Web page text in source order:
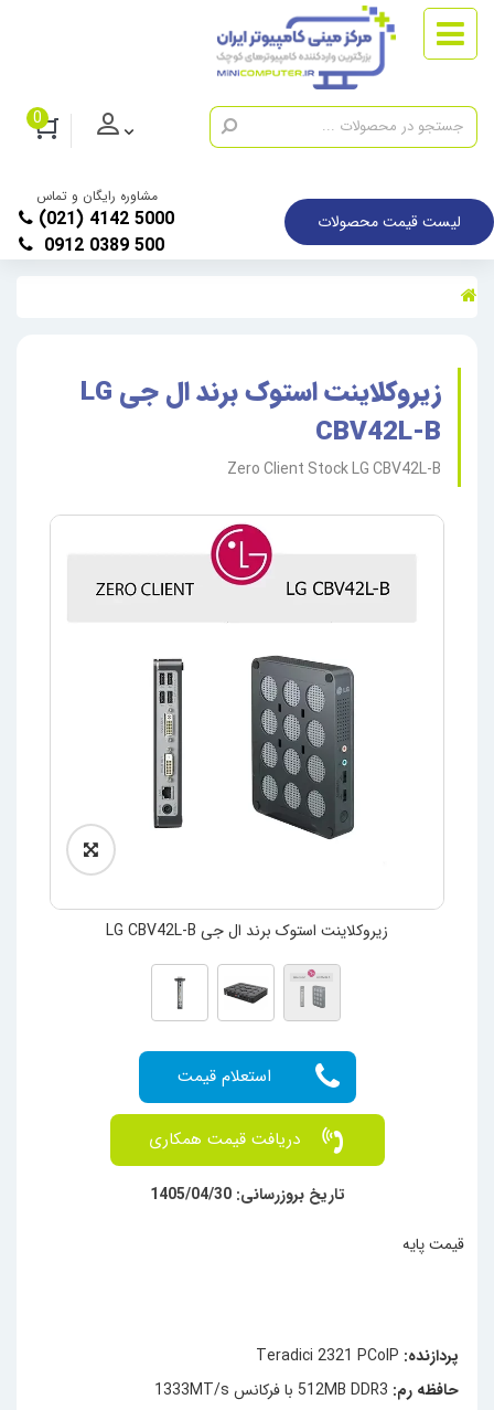
0
لیست قیمت محصولات
مشاوره رایگان و تماس
(021) 4142 5000
0912 0389 500
زیروکلاینت استوک برند ال جی LG
CBV42L-B
Zero Client Stock LG CBV42L-B
زیروکلاینت استوک برند ال جی LG CBV42L-B
پردازنده: Teradici 2321 PCoIP
حافظه رم:
قیمت پایه
تاریخ بروزرسانی: 1405/04/30
دریافت قیمت همکاری